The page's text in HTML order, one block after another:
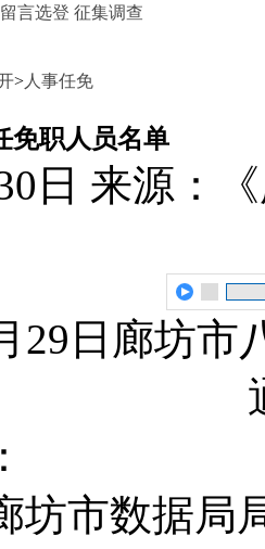
留言选登 征集调查
> 人事任免
免职人员名单
日 来源：
29日廊坊
坊市数据局